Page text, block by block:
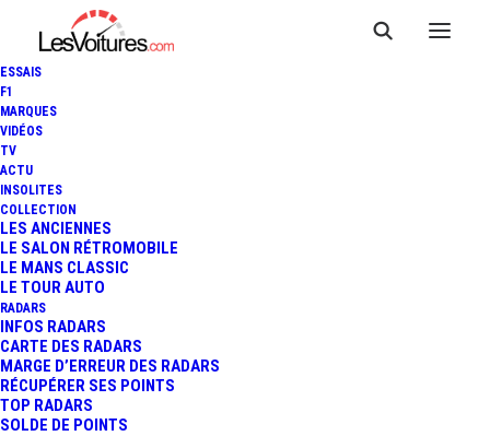
ESSAIS
F1
MARQUES
VIDÉOS
TV
ACTU
INSOLITES
COLLECTION
LES ANCIENNES
LE SALON RÉTROMOBILE
LE MANS CLASSIC
LE TOUR AUTO
RADARS
INFOS RADARS
CARTE DES RADARS
MARGE D’ERREUR DES RADARS
RÉCUPÉRER SES POINTS
TOP RADARS
SOLDE DE POINTS
PAS PLUS DE 30% DU
MARCHÉ MONDIAL SELON
2 Minutes